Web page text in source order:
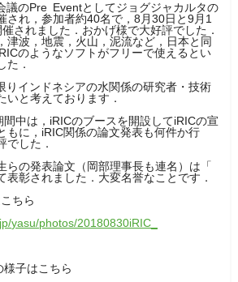
議のPre Eventとしてジョグジャカルタの
され， 参加者約40名で， 8月30日と9月1
されました． おかげ様で大好評でした．
津波，地震， 火山，泥流など，日本と同
のようなソフトがフリーで使えるとい
た．
りインドネシアの水関係の研究者・ 技術
いと考えております．
中は， iRICのブースを開設してiRICの宣
もに，iRIC関係の論文発表も何件か行
でした．
らの発表論文（岡部理事長も連名）は「
表彰されました．大変名誉なことです．
ちら
yasu/photos/20180830iRIC_
様子はこちら